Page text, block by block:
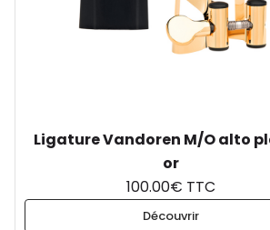
Ligature Vandoren M/O alto
or
100.00€ TTC
Découvrir